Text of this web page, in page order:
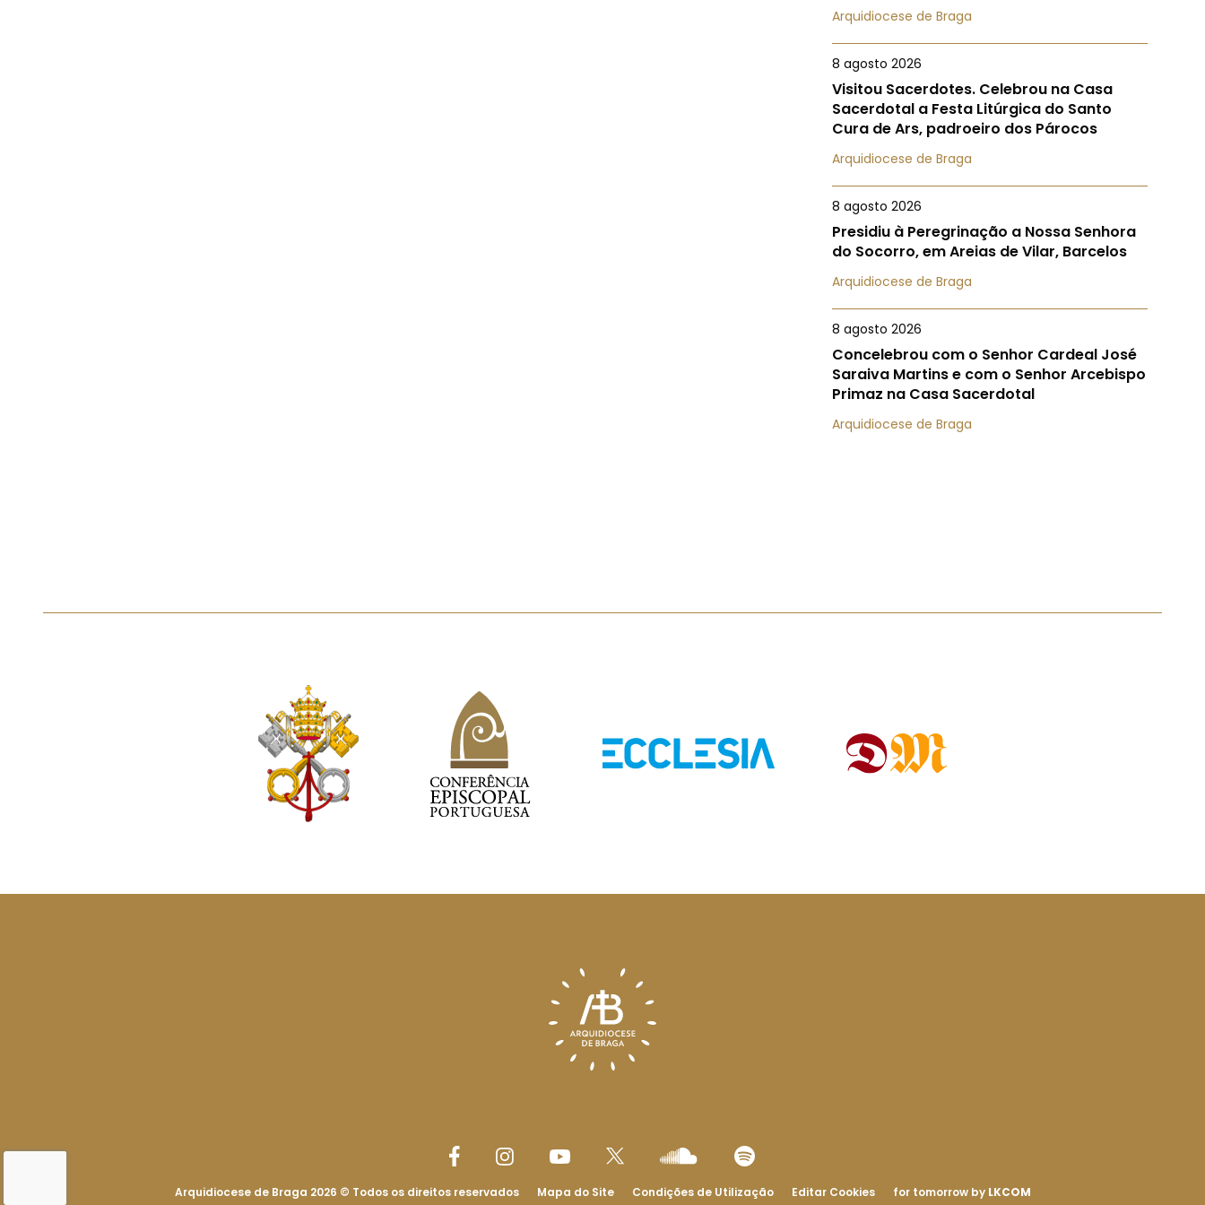
Arquidiocese de Braga
8 agosto 2026
Visitou Sacerdotes. Celebrou na Casa
Sacerdotal a Festa Litúrgica do Santo
Cura de Ars, padroeiro dos Párocos
Arquidiocese de Braga
8 agosto 2026
Presidiu à Peregrinação a Nossa Senhora
do Socorro, em Areias de Vilar, Barcelos
Arquidiocese de Braga
8 agosto 2026
Concelebrou com o Senhor Cardeal José
Saraiva Martins e com o Senhor Arcebispo
Primaz na Casa Sacerdotal
Arquidiocese de Braga
Arquidiocese de Braga 2026 © Todos os direitos reservados Mapa do Site Condições de Utilização Editar Cookies for tomorrow by LKCOM